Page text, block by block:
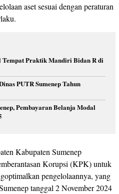
aset sesuai dengan peraturan
Praktik Mandiri Bidan R di
PUTR Sumenep Tahun
Pembayaran Belanja Modal
Kabupaten Sumenep
Korupsi (KPK) untuk
pengelolaannya, yang
tanggal 2 November 2024